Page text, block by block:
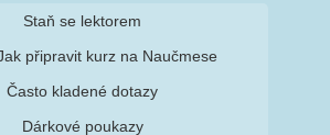
Staň se lektorem
připravit kurz na Naučmese
Často kladené dotazy
Dárkové poukazy